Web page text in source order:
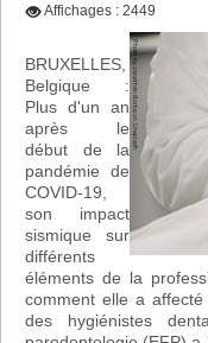
Affichages : 2449
BRUXELLES,
Belgique :
Plus d'un an
après le
début de la
pandémie de
COVID-19,
son impact
sismique sur
différents
éléments de la
comment elle a
des hygiénistes